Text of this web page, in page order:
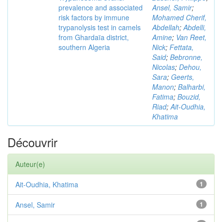
prevalence and associated
risk factors by immune
trypanolysis test in camels
from Ghardaïa district,
southern Algeria
Ansel, Samir;
Mohamed Cherif,
Abdellah;Abdelli,
Amine; Van Reet,
Nick; Fettata,
Said; Bebronne,
Nicolas; Dehou,
Sara; Geerts,
Manon; Balharbi,
Fatima; Bouzid,
Riad;Ait-Oudhia,
Khatima
Découvrir
Auteur(e)
1
Ait-Oudhia, Khatima
1
Ansel, Samir